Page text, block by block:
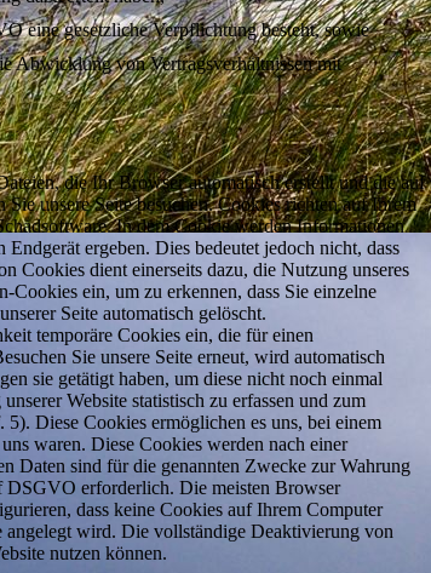
eine gesetzliche Verpflichtung besteht, sowie
Abwicklung von Vertragsverhältnissen mit
die Ihr Browser automatisch erstellt und die auf
unsere Seite besuchen. Cookies richten auf Ihrem
In dem Cookie werden Informationen
ergeben. Dies bedeutet jedoch nicht, dass
Cookies dient einerseits dazu, die Nutzung unseres
Cookies ein, um zu erkennen, dass Sie einzelne
Seite automatisch gelöscht.
temporäre Cookies ein, die für einen
Sie unsere Seite erneut, wird automatisch
sie getätigt haben, um diese nicht noch einmal
Website statistisch zu erfassen und zum
Diese Cookies ermöglichen es uns, bei einem
waren. Diese Cookies werden nach einer
Daten sind für die genannten Zwecke zur Wahrung
DSGVO erforderlich. Die meisten Browser
dass keine Cookies auf Ihrem Computer
angelegt wird. Die vollständige Deaktivierung von
nutzen können.